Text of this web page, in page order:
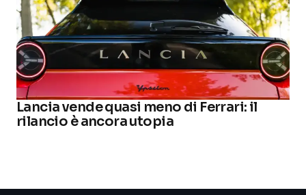
Lancia vende quasi meno di Ferrari: il
rilancio è ancora utopia